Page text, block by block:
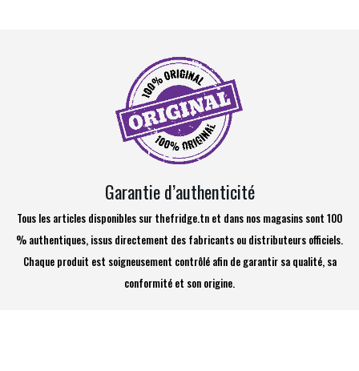
Garantie d’authenticité
Tous les articles disponibles sur thefridge.tn et dans nos magasins sont 100
% authentiques, issus directement des fabricants ou distributeurs officiels.
Chaque produit est soigneusement contrôlé afin de garantir sa qualité, sa
conformité et son origine.